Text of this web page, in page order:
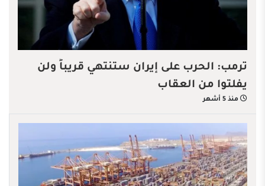
ترمب: الحرب على إيران ستنتهي قريباً ولن
يفلتوا من العقاب
منذ 5 أشهر